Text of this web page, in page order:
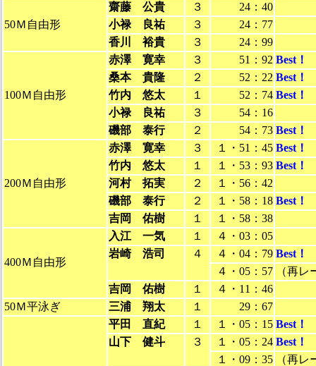
50Ｍ自由形
齋藤 公貴 ３
24：40
小禄 良祐
３
24：77
香川 裕貴
３ 24：99
100Ｍ自由形
赤澤 寛幸 ３ 51：92 Best！
桑本 貴隆
２ 52：22 Best！
竹内 悠太
１ 52：74 Best！
小禄 良祐
３
54：16
磯部 泰行
２ 54：73 Best！
200Ｍ自由形
赤澤 寛幸 ３ １・51：45 Best！
竹内 悠太
１ １・53：93 Best！
河村 拓実
２
１・56：42
磯部 泰行
２ １・58：18 Best！
吉岡 佑樹
１ １・58：38
400Ｍ自由形
入江 一気 １
４・03：05
岩崎 浩司
４ ４・04：79 Best！
４・05：57
（再レ
吉岡 佑樹
１
４・11：46
50Ｍ平泳ぎ
三浦 翔太 １ 29：67
平田 直紀 １ １・05：15 Best！
山下 健斗
３ １・05：24 Best！
１・09：35
（再レ